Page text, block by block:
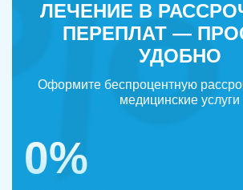
ЛЕЧЕНИЕ В
ПЕРЕПЛАТ —
УДОБНО
Оформите беспроцентную
медицинские услуги
0%